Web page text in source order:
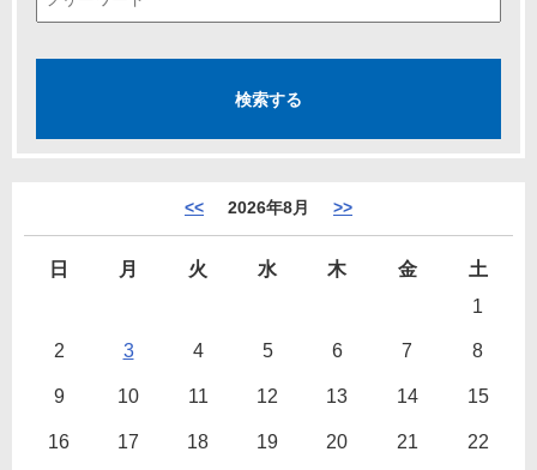
<< 2026年8月 >>
日 月 火 水 木 金
土
1
2 3 4 5 6 7 8
9 10 11 12 13 14 15
16 17 18 19 20 21 22